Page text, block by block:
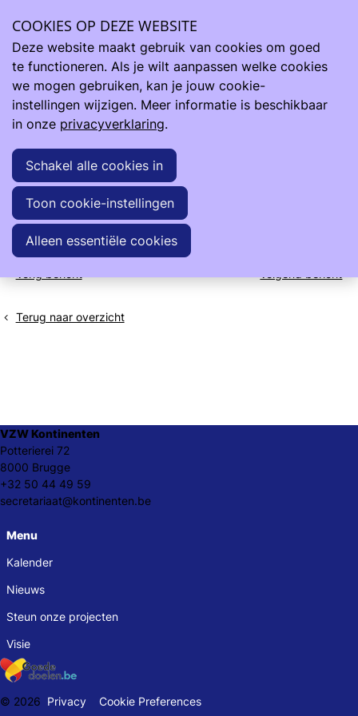
2025 - 4de kwartaal - Nieuwsbrief
Maes Lieven
17 december 2025
Bijlage(n)
2025-12 Laetare Tijdingen 4de kw NL.pdf
Vorig bericht
H.O.E.K.
Volgend bericht
Chabwino
Terug naar overzicht
VZW Kontinenten
Potterierei 72
8000 Brugge
+32 50 44 49 59
secretariaat@kontinenten.be
Menu
Kalender
Nieuws
Steun onze projecten
Visie
© 2026 Privacy Cookie Preferences
COOKIES OP DEZE WEBSITE
Deze website maakt gebruik van cookies om goed
te functioneren. Als je wilt aanpassen welke cookies
we mogen gebruiken, kan je jouw cookie-
instellingen wijzigen. Meer informatie is beschikbaar
in onze privacyverklaring.
Schakel alle cookies in
Toon cookie-instellingen
Alleen essentiële cookies